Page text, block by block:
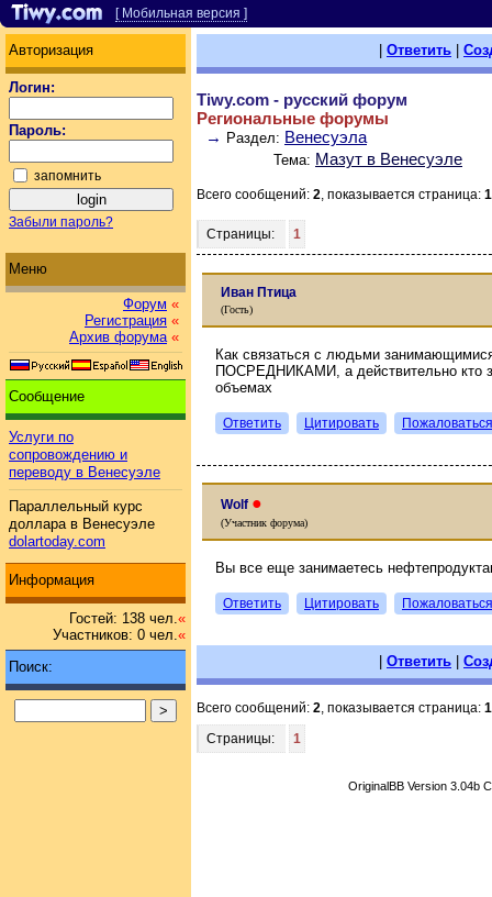
[ Мобильная версия ]
Авторизация
Логин:
Пароль:
запомнить
Забыли пароль?
Меню
Форум «
Регистрация «
Архив форума «
Сообщение
Услуги по
сопровождению и
переводу в Венесуэле
Параллельный курс
доллара в Венесуэле
dolartoday.com
Информация
Гостей: 138 чел.«
Участников: 0 чел.«
Поиск:
Ответить
Tiwy.com - русский форум
Региональные форумы
→ Раздел: Венесуэла
Тема: Мазут в Венесуэле
Всего сообщений: 2, показывается страница: 1
Страницы: 1
Иван Птица
(Гость)
Как связаться с людьми
ПОСРЕДНИКАМИ, а действительно кто
объемах
Ответить Цитировать Пожаловаться
Wolf ●
(Участник форума)
Вы все еще занимаетесь
Ответить Цитировать Пожаловаться
Ответить
Всего сообщений: 2, показывается страница: 1
Страницы:
1
OriginalBB Version 3.04b